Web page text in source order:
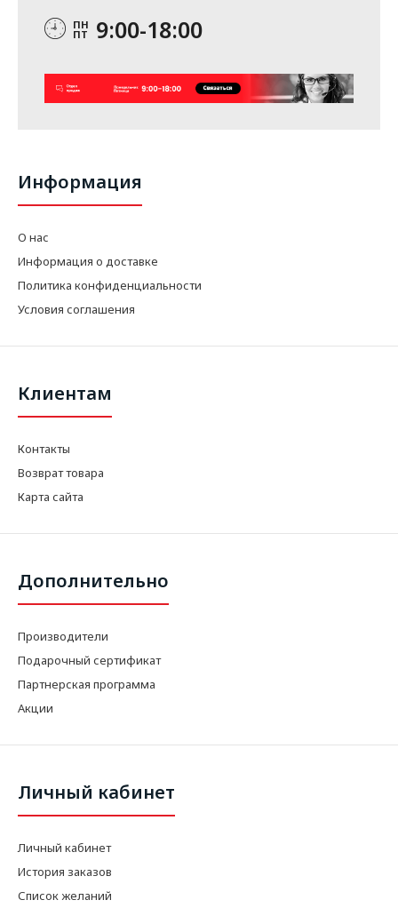
ПН
ПТ 9:00-18:00
Информация
О нас
Информация о доставке
Политика конфиденциальности
Условия соглашения
Клиентам
Контакты
Возврат товара
Карта сайта
Дополнительно
Производители
Подарочный сертификат
Партнерская программа
Акции
Личный кабинет
Личный кабинет
История заказов
Список желаний